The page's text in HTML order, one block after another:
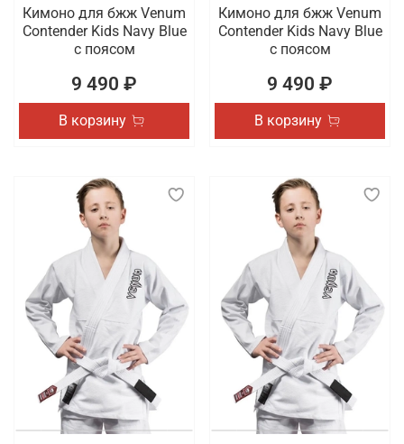
Кимоно для бжж Venum
Contender Kids Navy Blue
с поясом
9 490 ₽
В корзину
Кимоно для бжж Venum
Contender Kids Navy Blue
с поясом
9 490 ₽
В корзину